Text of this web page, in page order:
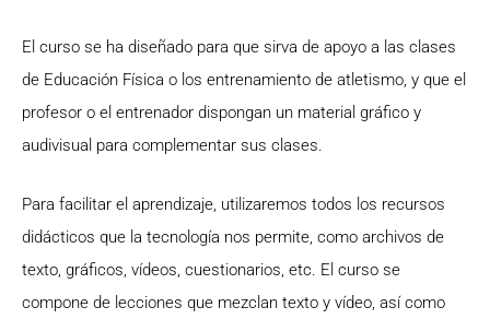
El curso se ha diseñado para que sirva de apoyo a las clases
de Educación Física o los entrenamiento de atletismo, y que el
profesor o el entrenador dispongan un material gráfico y
audivisual para complementar sus clases.
Para facilitar el aprendizaje, utilizaremos todos los recursos
didácticos que la tecnología nos permite, como archivos de
texto, gráficos, vídeos, cuestionarios, etc. El curso se
compone de lecciones que mezclan texto y vídeo, así como